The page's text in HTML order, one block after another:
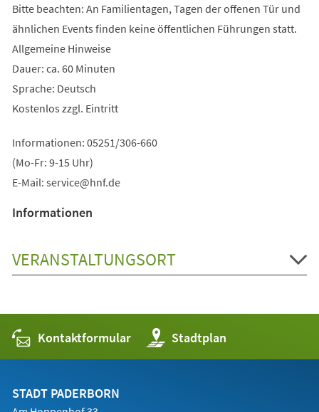
Bitte beachten: An Familientagen, Tagen der offenen Tür und
ähnlichen Events finden keine öffentlichen Führungen statt.
Allgemeine Hinweise
Dauer: ca. 60 Minuten
Sprache: Deutsch
Kostenlos zzgl. Eintritt
Informationen: 05251/306-660
(Mo-Fr: 9-15 Uhr)
E-Mail: service hnf de
Informationen
VERANSTALTUNGSORT
Kontaktformular Stadtplan
(Öffnet
in
einem
STADT PADERBORN